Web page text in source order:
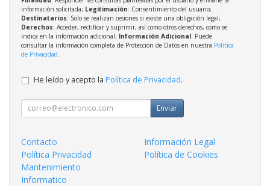
información solicitada; Legitimación: Consentimiento del usuario;
Destinatarios: Solo se realizan cesiones si existe una obligación legal;
Derechos: Acceder, rectificar y suprimir, así como otros derechos, como se
indica en la información adicional; Información Adicional: Puede
consultar la información completa de Protección de Datos en nuestra Política
de Privacidad
He leído y acepto la Política de Privacidad.
Enviar
Contacto
Información Legal
Política Privacidad
Política de Cookies
Mantenimiento
Informatico